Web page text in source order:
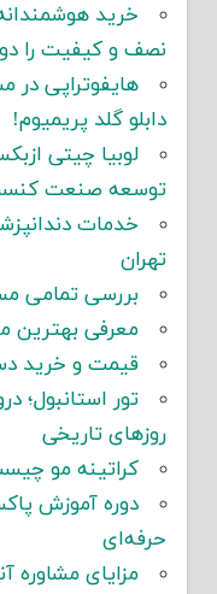
خرید
نصف و کیفیت را دو
هایفوتراپی در
دابلو گلد پریمیوم!
لوبیا چیتی
توسعه صنعت
خدمات
تهران
بررسی تمامی
معرفی بهترین
قیمت و خرید
تور استانبول؛
روزهای تاریخی
کراتینه مو
دوره آموزش
حرفه‌ای
مزایای مشاوره